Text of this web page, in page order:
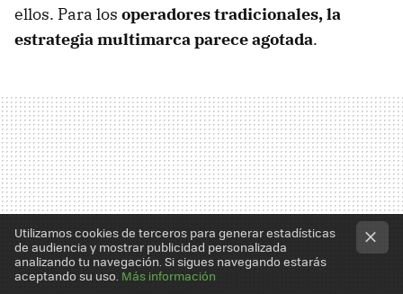
ellos. Para los operadores tradicionales, la
estrategia multimarca parece agotada.
Utilizamos cookies de terceros para generar estadísticas
de audiencia y mostrar publicidad personalizada
analizando tu navegación. Si sigues navegando estarás
aceptando su uso. Más información